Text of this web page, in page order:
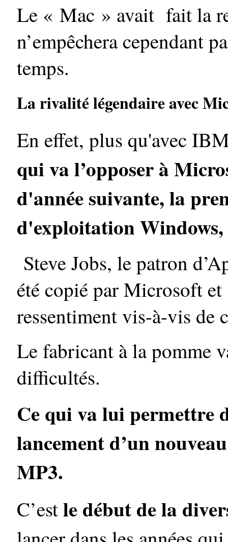
Le « Mac » avait fait la
n’empêchera cependant
temps.
La rivalité légendaire avec
En effet, plus qu'avec
qui va l’opposer à
d'année suivante, la
d'exploitation
Steve Jobs, le patron
été copié par Microsoft
ressentiment vis-à-vis de
Le fabricant à la pomme
difficultés.
Ce qui va lui permettre
lancement d’un
MP3.
C’estle début de la